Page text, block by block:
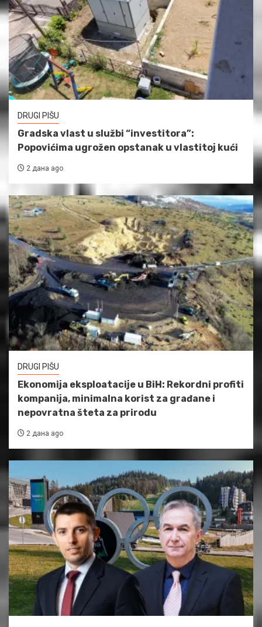
DRUGI PIŠU
Gradska vlast u službi “investitora”:
Popovićima ugrožen opstanak u vlastitoj kući
2 дана ago
DRUGI PIŠU
Ekonomija eksploatacije u BiH: Rekordni profiti
kompanija, minimalna korist za građane i
nepovratna šteta za prirodu
2 дана ago